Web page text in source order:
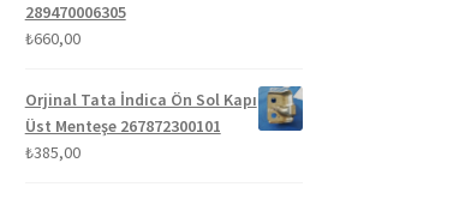
289470006305
₺660,00
Orjinal Tata İndica Ön Sol Kapı
Üst Menteşe 267872300101
₺385,00